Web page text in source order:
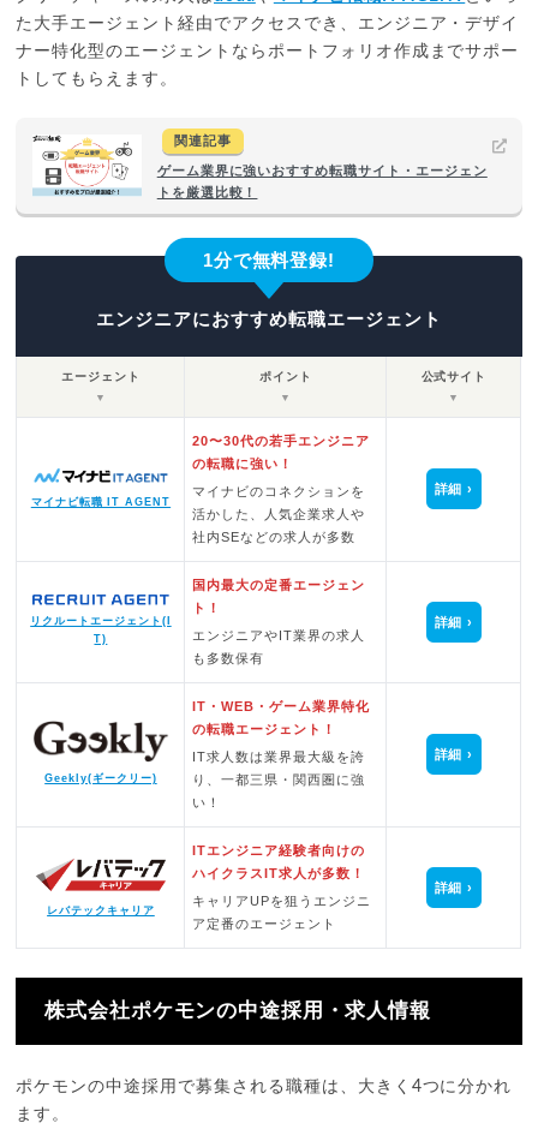
た大手エージェント経由でアクセスでき、エンジニア・デザイ
ナー特化型のエージェントならポートフォリオ作成までサポー
トしてもらえます。
関連記事
ゲーム業界に強いおすすめ転職サイト・エージェン
トを厳選比較！
1分で無料登録!
エンジニアにおすすめ転職エージェント
エージェント
▼
ポイント
▼
公式サイト
▼
マイナビ転職 IT AGENT
20〜30代の若手エンジニア
の転職に強い！
マイナビのコネクションを
活かした、人気企業求人や
社内SEなどの求人が多数
詳細
リクルートエージェント(I
T)
国内最大の定番エージェン
ト！
エンジニアやIT業界の求人
も多数保有
詳細
Geekly(ギークリー)
IT・WEB・ゲーム業界特化
の転職エージェント！
IT求人数は業界最大級を誇
り、一都三県・関西圏に強
い！
詳細
レバテックキャリア
ITエンジニア経験者向けの
ハイクラスIT求人が多数！
キャリアUPを狙うエンジニ
ア定番のエージェント
詳細
株式会社ポケモンの中途採用・求人情報
ポケモンの中途採用で募集される職種は、大きく4つに分かれ
ます。